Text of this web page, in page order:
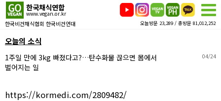
한국채식연합
www.vegan.or.kr
한국비건채식협회 한국비건연대 오늘방문 23,289 / 총방문 81,012,252
오늘의 소식
1주일 만에 3kg 빠졌다고?…탄수화물 끊으면 몸에서
벌어지는 일
04/24
https://kormedi.com/2809482/